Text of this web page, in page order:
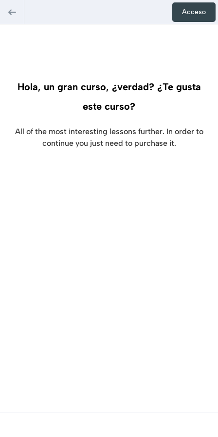
Acceso
Hola, un gran curso, ¿verdad? ¿Te gusta
este curso?
All of the most interesting lessons further. In order to
continue you just need to purchase it.